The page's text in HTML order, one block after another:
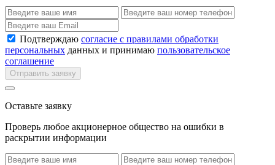
Подтверждаю согласие с правилами обработки
персональных данных и принимаю пользовательское
соглашение
Отправить заявку
Оставьте заявку
Проверь любое акционерное общество на ошибки в
раскрытии информации